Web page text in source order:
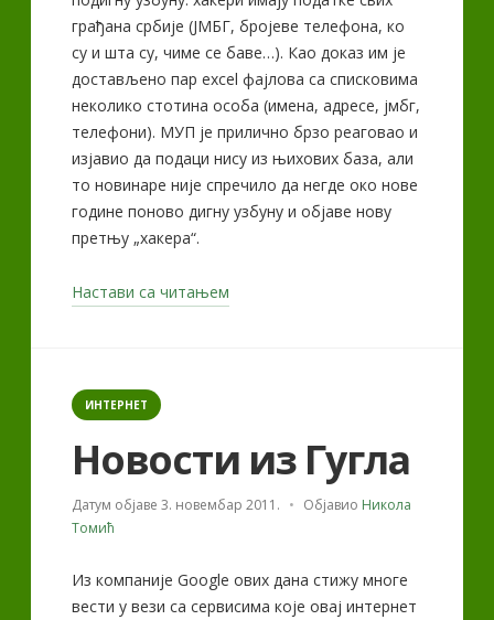
грађана србије (ЈМБГ, бројеве телефона, ко
су и шта су, чиме се баве…). Као доказ им је
достављено пар excel фајлова са списковима
неколико стотина особа (имена, адресе, јмбг,
телефони). МУП је прилично брзо реаговао и
изјавио да подаци нису из њихових база, али
то новинаре није спречило да негде око нове
године поново дигну узбуну и објаве нову
претњу „хакера“.
Настави са читањем
медији“
Categories
ИНТЕРНЕТ
Новости из Гугла
Датум објаве3. новембар 2011. Објавио Никола
Томић
Из компаније Google ових дана стижу многе
вести у вези са сервисима које овај интернет